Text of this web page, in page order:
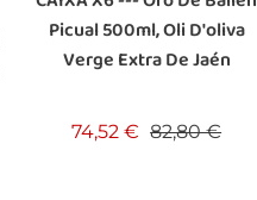
Picual 500ml, Oli D'oliva
Verge Extra De Jaén
74,52 € Preu base
82,80 €Preu